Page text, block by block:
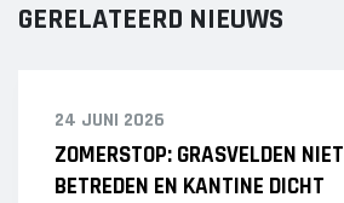
GERELATEERD NIEUWS
24 JUNI 2026
ZOMERSTOP: GRASVELDEN NIET
BETREDEN EN KANTINE DICHT